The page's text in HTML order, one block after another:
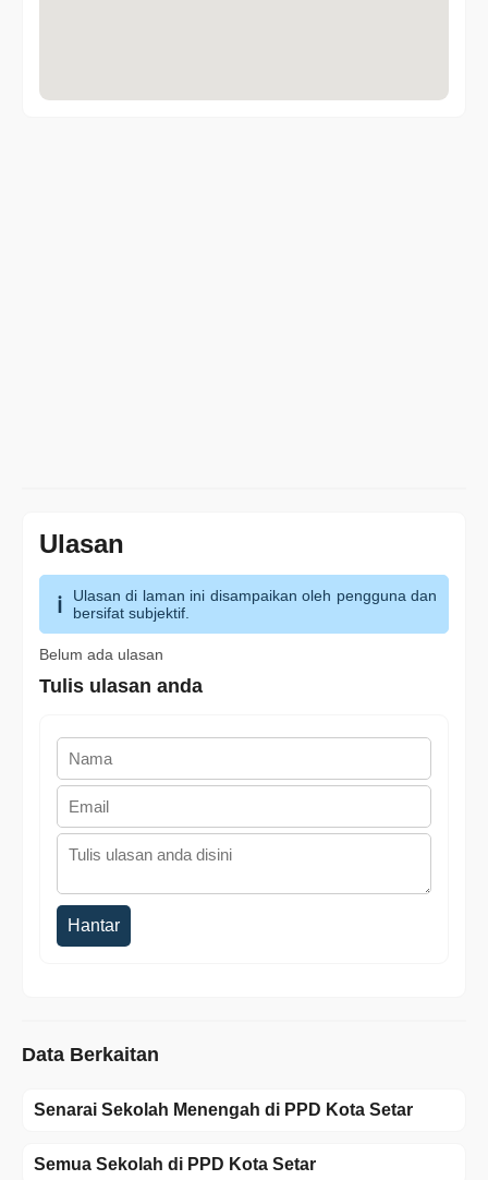
Ulasan
Ulasan di laman ini disampaikan oleh pengguna dan
bersifat subjektif.
Belum ada ulasan
Tulis ulasan anda
Hantar
Data Berkaitan
Senarai Sekolah Menengah di PPD Kota Setar
Semua Sekolah di PPD Kota Setar